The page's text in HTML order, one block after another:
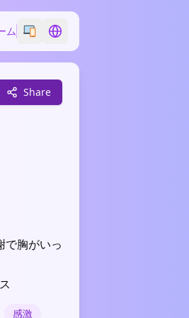
ム Switch emoji style
Switch language
Share
で胸がいっ
感激